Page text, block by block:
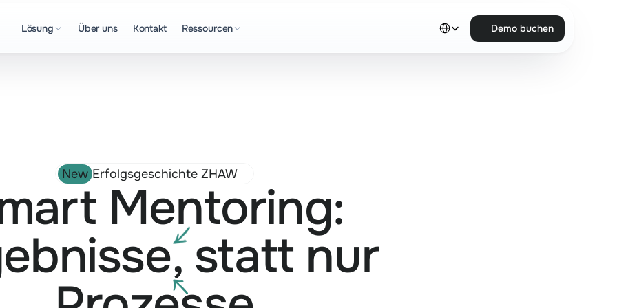
Lösung Über uns Kontakt Ressourcen
Select Language
Demo buchen
Demo buchen
New Erfolgsgeschichte ZHAW
Mentoring:
, statt nur